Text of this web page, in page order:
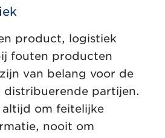
product, logistiek
fouten producten
van belang voor de
distribuerende partijen.
om feitelijke
nooit om